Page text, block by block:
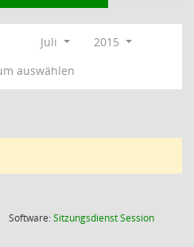
Juli
2015
auswählen
Software:SitzungsdienstSession(Wird in